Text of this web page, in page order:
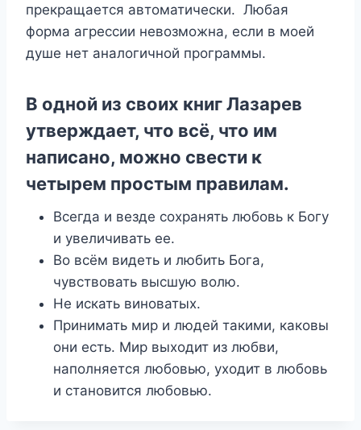
прекращается автоматически. Любая
форма агрессии невозможна, если в моей
душе нет аналогичной программы.
В одной из своих книг Лазарев
утверждает, что всё, что им
написано, можно свести к
четырем простым правилам.
Всегда и везде сохранять любовь к Богу
и увеличивать ее.
Во всём видеть и любить Бога,
чувствовать высшую волю.
Не искать виноватых.
Принимать мир и людей такими, каковы
они есть. Мир выходит из любви,
наполняется любовью, уходит в любовь
и становится любовью.